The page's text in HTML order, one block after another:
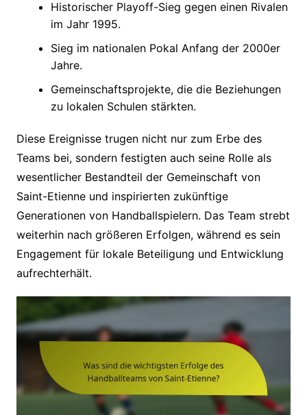
Historischer Playoff-Sieg gegen einen Rivalen
im Jahr 1995.
Sieg im nationalen Pokal Anfang der 2000er
Jahre.
Gemeinschaftsprojekte, die die Beziehungen
zu lokalen Schulen stärkten.
Diese Ereignisse trugen nicht nur zum Erbe des
Teams bei, sondern festigten auch seine Rolle als
wesentlicher Bestandteil der Gemeinschaft von
Saint-Etienne und inspirierten zukünftige
Generationen von Handballspielern. Das Team strebt
weiterhin nach größeren Erfolgen, während es sein
Engagement für lokale Beteiligung und Entwicklung
aufrechterhält.